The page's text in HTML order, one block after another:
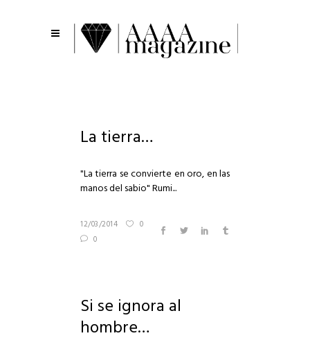
La tierra…
"La tierra se convierte en oro, en las
manos del sabio" Rumi...
12/03/2014
0
0
Si se ignora al
hombre…